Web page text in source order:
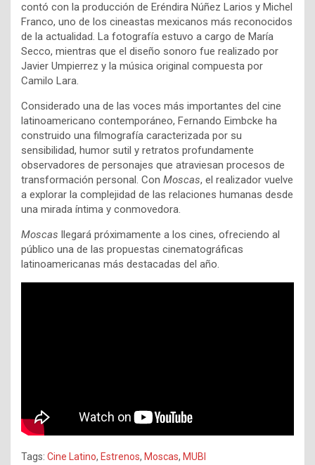
contó con la producción de Eréndira Núñez Larios y Michel
Franco, uno de los cineastas mexicanos más reconocidos
de la actualidad. La fotografía estuvo a cargo de María
Secco, mientras que el diseño sonoro fue realizado por
Javier Umpierrez y la música original compuesta por
Camilo Lara.
Considerado una de las voces más importantes del cine
latinoamericano contemporáneo, Fernando Eimbcke ha
construido una filmografía caracterizada por su
sensibilidad, humor sutil y retratos profundamente
observadores de personajes que atraviesan procesos de
transformación personal. Con Moscas, el realizador vuelve
a explorar la complejidad de las relaciones humanas desde
una mirada íntima y conmovedora.
Moscas llegará próximamente a los cines, ofreciendo al
público una de las propuestas cinematográficas
latinoamericanas más destacadas del año.
Tags: Cine Latino, Estrenos, Moscas, MUBI